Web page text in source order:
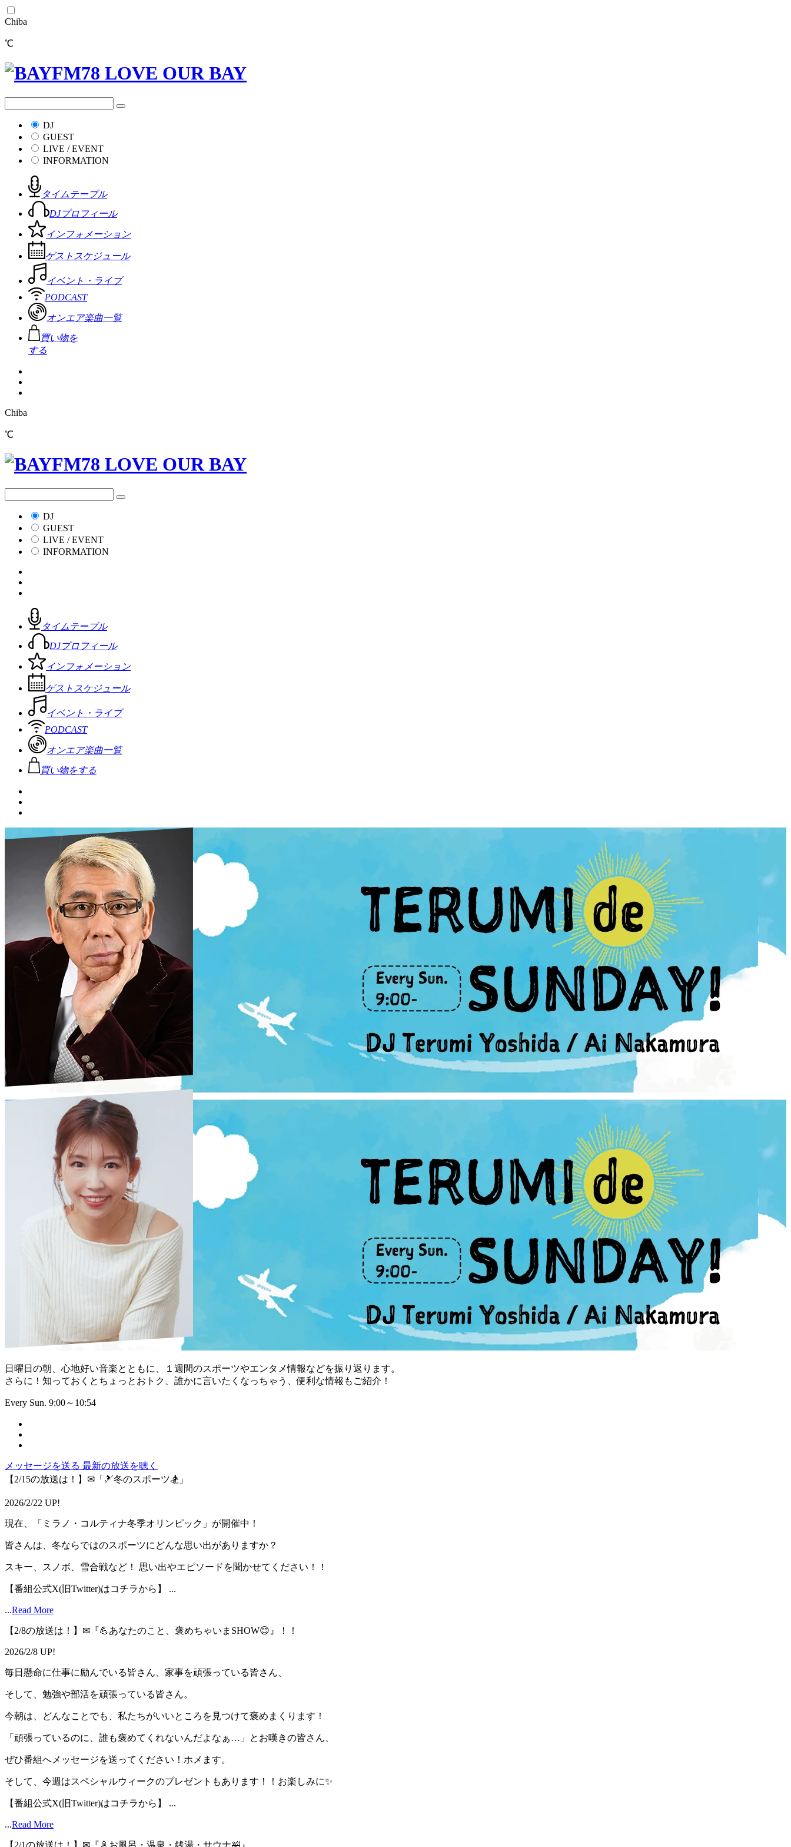
Chiba
℃
DJ
GUEST
LIVE / EVENT
INFORMATION
タイムテーブル
DJプロフィール
インフォメーション
ゲストスケジュール
イベント・ライブ
PODCAST
オンエア楽曲一覧
買い物を
する
Chiba
℃
DJ
GUEST
LIVE / EVENT
INFORMATION
タイムテーブル
DJプロフィール
インフォメーション
ゲストスケジュール
イベント・ライブ
PODCAST
オンエア楽曲一覧
買い物をする
日曜日の朝、心地好い音楽とともに、１週間のスポーツやエンタメ情報などを振り返ります。
さらに！知っておくとちょっとおトク、誰かに言いたくなっちゃう、便利な情報もご紹介！
Every Sun. 9:00～10:54
メッセージを送る 最新の放送を聴く
【2/15の放送は！】✉「🎿冬のスポーツ🏂」
2026/2/22 UP!
現在、「ミラノ・コルティナ冬季オリンピック」が開催中！
皆さんは、冬ならではのスポーツにどんな思い出がありますか？
スキー、スノボ、雪合戦など！ 思い出やエピソードを聞かせてください！！
【番組公式X(旧Twitter)はコチラから】 ...
...Read More
【2/8の放送は！】✉『💪あなたのこと、褒めちゃいまSHOW😊』！！
2026/2/8 UP!
毎日懸命に仕事に励んでいる皆さん、家事を頑張っている皆さん、
そして、勉強や部活を頑張っている皆さん。
今朝は、どんなことでも、私たちがいいところを見つけて褒めまくります！
「頑張っているのに、誰も褒めてくれないんだよなぁ…」とお嘆きの皆さん、
ぜひ番組へメッセージを送ってください！ホメます。
そして、今週はスペシャルウィークのプレゼントもあります！！お楽しみに✨
【番組公式X(旧Twitter)はコチラから】 ...
...Read More